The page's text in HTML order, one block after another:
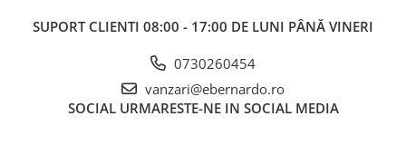
Accesorii masini de slefuit cutite
de gravat
SUPORT CLIENTI 08:00 - 17:00 DE LUNI PÂNĂ VINERI
0730260454
vanzari@ebernardo.ro
SOCIAL URMARESTE-NE IN SOCIAL MEDIA